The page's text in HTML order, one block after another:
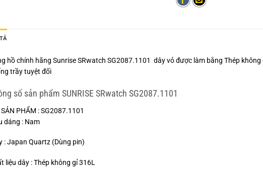
hồ chính hãng Sunrise SRwatch SG2087.1101 dây vỏ được làm bằng Thép
trầy tuyệt đối
số sản phẩm SUNRISE SRwatch SG2087.1101
PHẨM : SG2087.1101
dáng : Nam
: Japan Quartz (Dùng pin)
liệu dây : Thép không gỉ 316L